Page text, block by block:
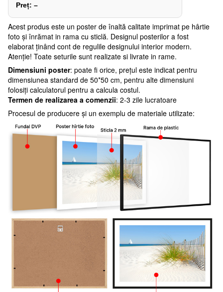
Preț: –
Acest produs este un poster de înaltă calitate imprimat pe hârtie
foto și înrămat in rama cu sticlă. Designul posterilor a fost
elaborat ținând cont de regulile designului interior modern.
Atenţie! Toate seturile sunt realizate si livrate in rame.
Dimensiuni poster: poate fi orice, prețul este indicat pentru
dimensiunea standard de 50*50 cm, pentru alte dimensiuni
folosiți calculatorul pentru a calcula costul.
Termen de realizarea a comenzii: 2-3 zile lucratoare
Procesul de producere și un exemplu de materiale utilizate: